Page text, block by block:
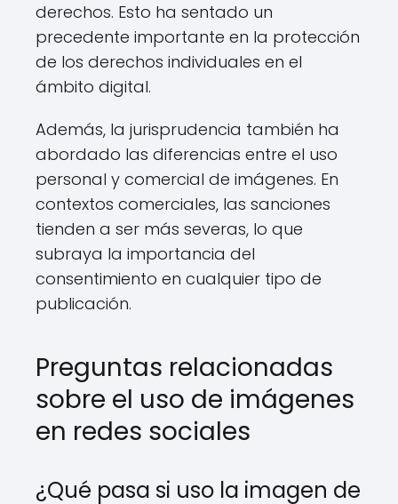
derechos. Esto ha sentado un
precedente importante en la protección
de los derechos individuales en el
ámbito digital.
Además, la jurisprudencia también ha
abordado las diferencias entre el uso
personal y comercial de imágenes. En
contextos comerciales, las sanciones
tienden a ser más severas, lo que
subraya la importancia del
consentimiento en cualquier tipo de
publicación.
Preguntas relacionadas
sobre el uso de imágenes
en redes sociales
¿Qué pasa si uso la imagen de